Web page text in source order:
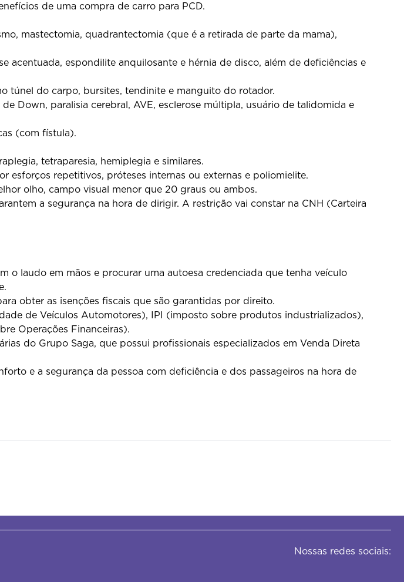
de uma compra de carro para PCD.
mastectomia, quadrantectomia (que é a retirada de parte da mama),
acentuada, espondilite anquilosante e hérnia de disco, além de deficiências e
túnel do carpo, bursites, tendinite e manguito do rotador.
Down, paralisia cerebral, AVE, esclerose múltipla, usuário de talidomida e
(com fístula).
tetraparesia, hemiplegia e similares.
esforços repetitivos, próteses internas ou externas e poliomielite.
olho, campo visual menor que 20 graus ou ambos.
a segurança na hora de dirigir. A restrição vai constar na CNH (Carteira
o laudo em mãos e procurar uma autoesa credenciada que tenha veículo
obter as isenções fiscais que são garantidas por direito.
de Veículos Automotores), IPI (imposto sobre produtos industrializados),
Operações Financeiras).
do Grupo Saga, que possui profissionais especializados em Venda Direta
e a segurança da pessoa com deficiência e dos passageiros na hora de
Nossas redes sociais: